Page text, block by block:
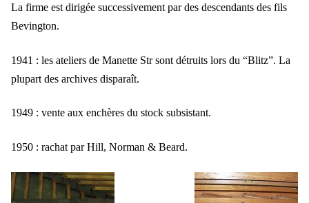
La firme est dirigée successivement par des descendants des fils
Bevington.
1941 : les ateliers de Manette Str sont détruits lors du “Blitz”. La
plupart des archives disparaît.
1949 : vente aux enchères du stock subsistant.
1950 : rachat par Hill, Norman & Beard.